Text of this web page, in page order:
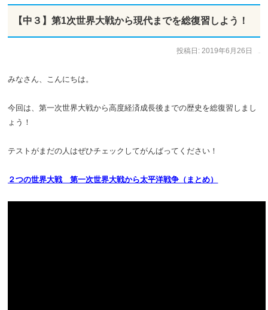
【中３】第1次世界大戦から現代までを総復習しよう！
投稿日: 2019年6月26日
みなさん、こんにちは。
今回は、第一次世界大戦から高度経済成長後までの歴史を総復習しまし
ょう！
テストがまだの人はぜひチェックしてがんばってください！
２つの世界大戦 第一次世界大戦から太平洋戦争（まとめ）